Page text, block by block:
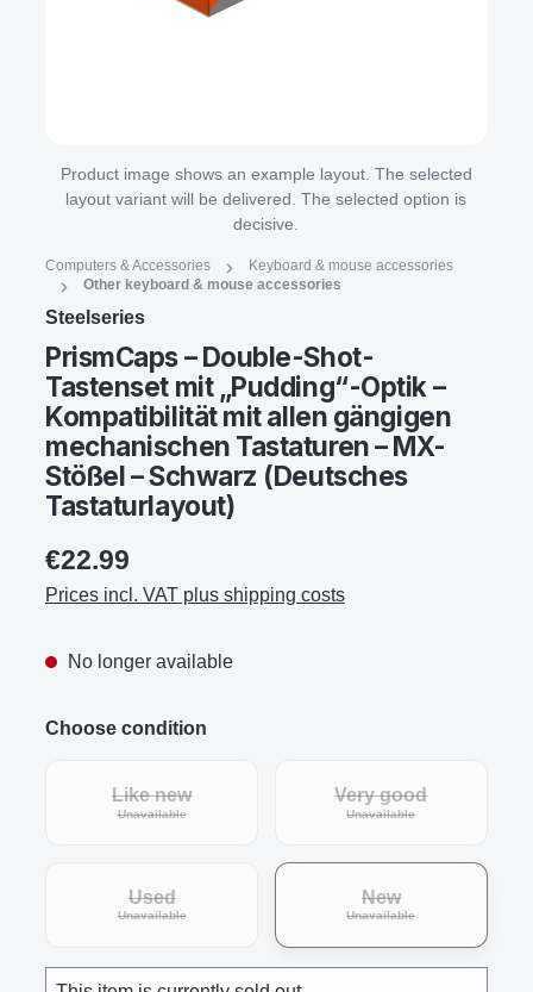
Product image shows an example layout. The selected
layout variant will be delivered. The selected option is
decisive.
Computers & Accessories
Keyboard & mouse accessories
Other keyboard & mouse accessories
Steelseries
PrismCaps – Double-Shot-
Tastenset mit „Pudding“-Optik –
Kompatibilität mit allen gängigen
mechanischen Tastaturen – MX-
Stößel – Schwarz (Deutsches
Tastaturlayout)
€22.99
Prices incl. VAT plus shipping costs
No longer available
Choose condition
Like new
Unavailable(This option is currently unavailable.)
Very good
Unavailable(This option is
Used
Unavailable(This option is currently unavailable.)
New
Unavailable(This option is